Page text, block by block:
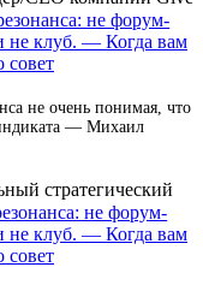
не форум-
не клуб. — Когда вам
совет
не очень понимая, что
— Михаил
стратегический
не форум-
не клуб. — Когда вам
совет